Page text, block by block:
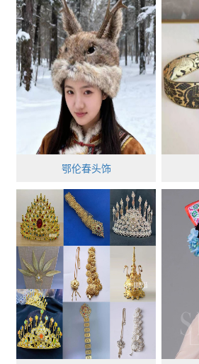
鄂伦春头饰